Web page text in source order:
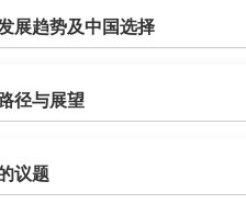
展趋势及中国选择
径与展望
议题